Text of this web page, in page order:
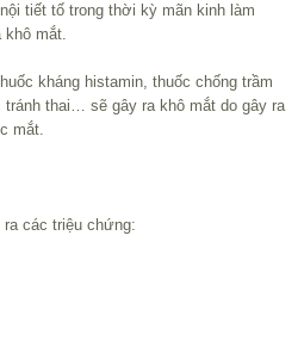
tiết tố trong thời kỳ mãn kinh làm
khô mắt.
kháng histamin, thuốc chống trầm
thai… sẽ gây ra khô mắt do gây ra
mắt.
các triệu chứng: